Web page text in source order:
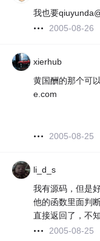
我也要
2005-08-26
xierhub
黄国酬的那个可
e.com
2005-08-25
li_d_s
我有源码，但是
他的函数里面判
直接返回了，不
2005-08-25